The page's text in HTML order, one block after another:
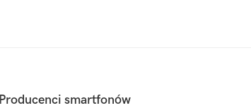
Producenci smartfonów